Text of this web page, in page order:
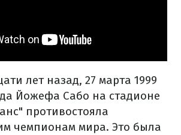
лет назад, 27 марта 1999
Йожефа Сабо на стадионе
противостояла
чемпионам мира. Это была